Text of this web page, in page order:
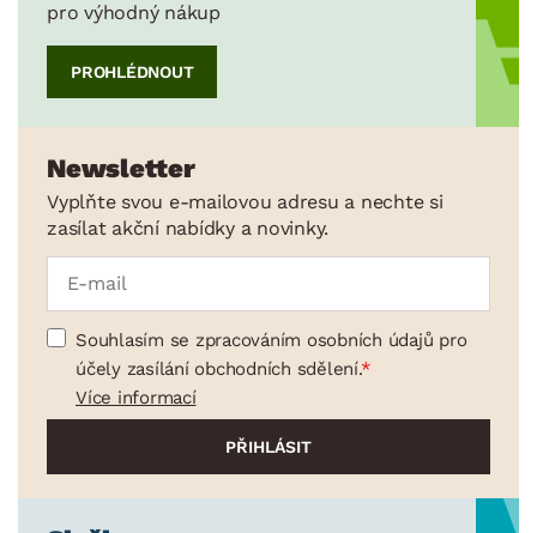
pro výhodný nákup
PROHLÉDNOUT
Newsletter
Vyplňte svou e-mailovou adresu a nechte si
zasílat akční nabídky a novinky.
Souhlasím se zpracováním osobních údajů pro
účely zasílání obchodních sdělení.
Více informací